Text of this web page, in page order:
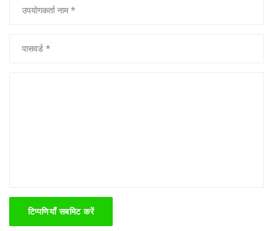
टिप्पणियाँ सबमिट करें